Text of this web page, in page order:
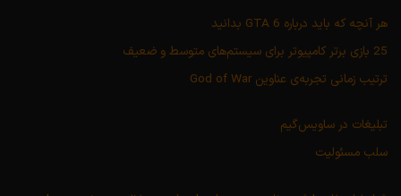
هر آنچه که باید درباره GTA 6 بدانید
25 بازی برتر کامپیوتر برای سیستم‌های متوسط و ضعیف
ترتیب زمانی تجربه‌ی عناوین God of War
تبلیغات در ساویس‌گیم
سلب مسئولیت